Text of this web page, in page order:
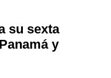
su sexta
y